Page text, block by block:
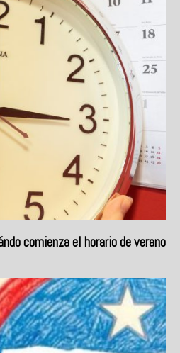
comienza el horario de verano